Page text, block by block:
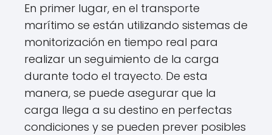
En primer lugar, en el transporte
marítimo se están utilizando sistemas de
monitorización en tiempo real para
realizar un seguimiento de la carga
durante todo el trayecto. De esta
manera, se puede asegurar que la
carga llega a su destino en perfectas
condiciones y se pueden prever posibles